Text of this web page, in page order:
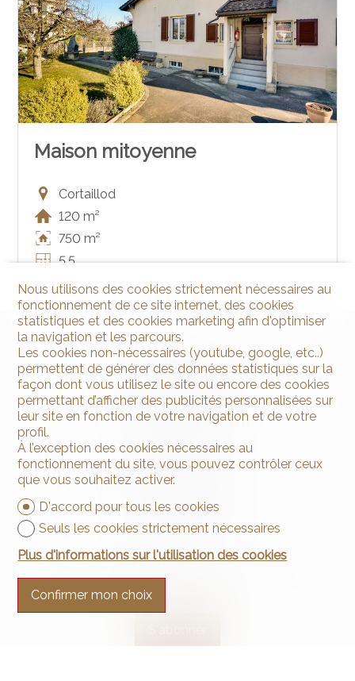
Maison mitoyenne
Cortaillod
120 m²
750 m²
5.5
Contactez-nous
Arnaud & Zbinden Sàrl
Rue de la Poste 1
Tél.+41 32 835 30 05
info@arnaud-zbinden.ch
Restez connecté
gratuitement.
Nous utilisons des cookies strictement nécessaires au
fonctionnement de ce site internet, des cookies
statistiques et des cookies marketing afin d'optimiser
la navigation et les parcours.
Les cookies non-nécessaires (youtube, google, etc..)
permettent de générer des données statistiques sur la
façon dont vous utilisez le site ou encore des cookies
permettant d’afficher des publicités personnalisées sur
leur site en fonction de votre navigation et de votre
profil.
À l’exception des cookies nécessaires au
fonctionnement du site, vous pouvez contrôler ceux
que vous souhaitez activer.
D'accord pour tous les cookies
Seuls les cookies strictement nécessaires
Plus d'informations sur l'utilisation des cookies
Confirmer mon choix